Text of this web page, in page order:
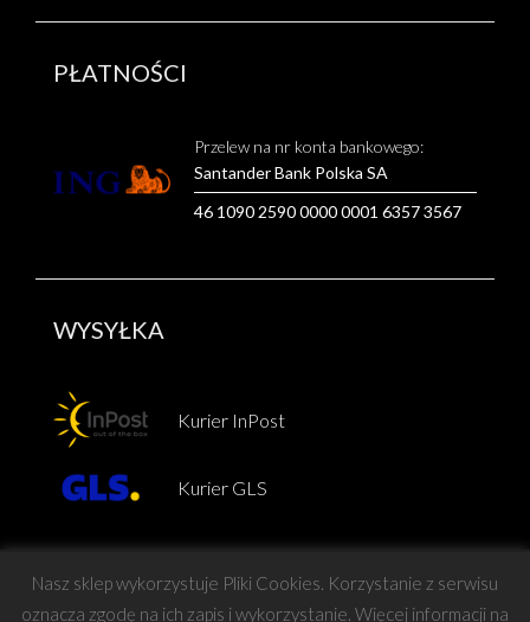
PŁATNOŚCI
Przelew na nr konta bankowego:
Santander Bank Polska SA
46 1090 2590 0000 0001 6357 3567
WYSYŁKA
Kurier InPost
Kurier GLS
Nasz sklep wykorzystuje Pliki Cookies. Korzystanie z serwisu
oznacza zgodę na ich zapis i wykorzystanie. Więcej informacji na